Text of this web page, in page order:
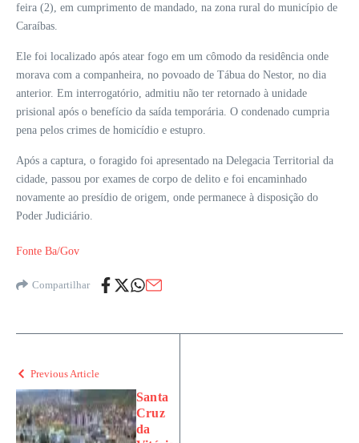
feira (2), em cumprimento de mandado, na zona rural do município de
Caraíbas.
Ele foi localizado após atear fogo em um cômodo da residência onde
morava com a companheira, no povoado de Tábua do Nestor, no dia
anterior. Em interrogatório, admitiu não ter retornado à unidade
prisional após o benefício da saída temporária. O condenado cumpria
pena pelos crimes de homicídio e estupro.
Após a captura, o foragido foi apresentado na Delegacia Territorial da
cidade, passou por exames de corpo de delito e foi encaminhado
novamente ao presídio de origem, onde permanece à disposição do
Poder Judiciário.
Fonte Ba/Gov
Compartilhar
Previous Article
Santa
Cruz
da